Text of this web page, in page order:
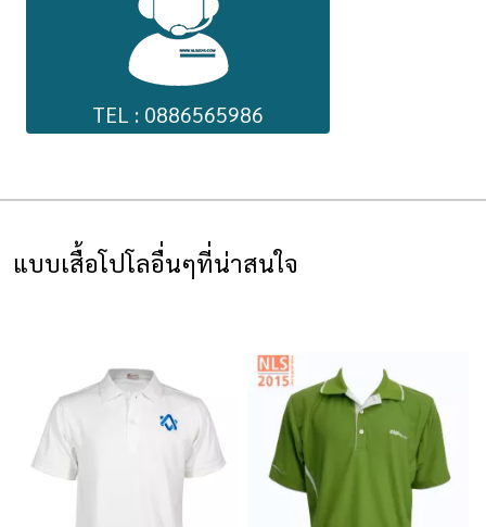
TEL : 0886565986
แบบเสื้อโปโลอื่นๆที่น่าสนใจ